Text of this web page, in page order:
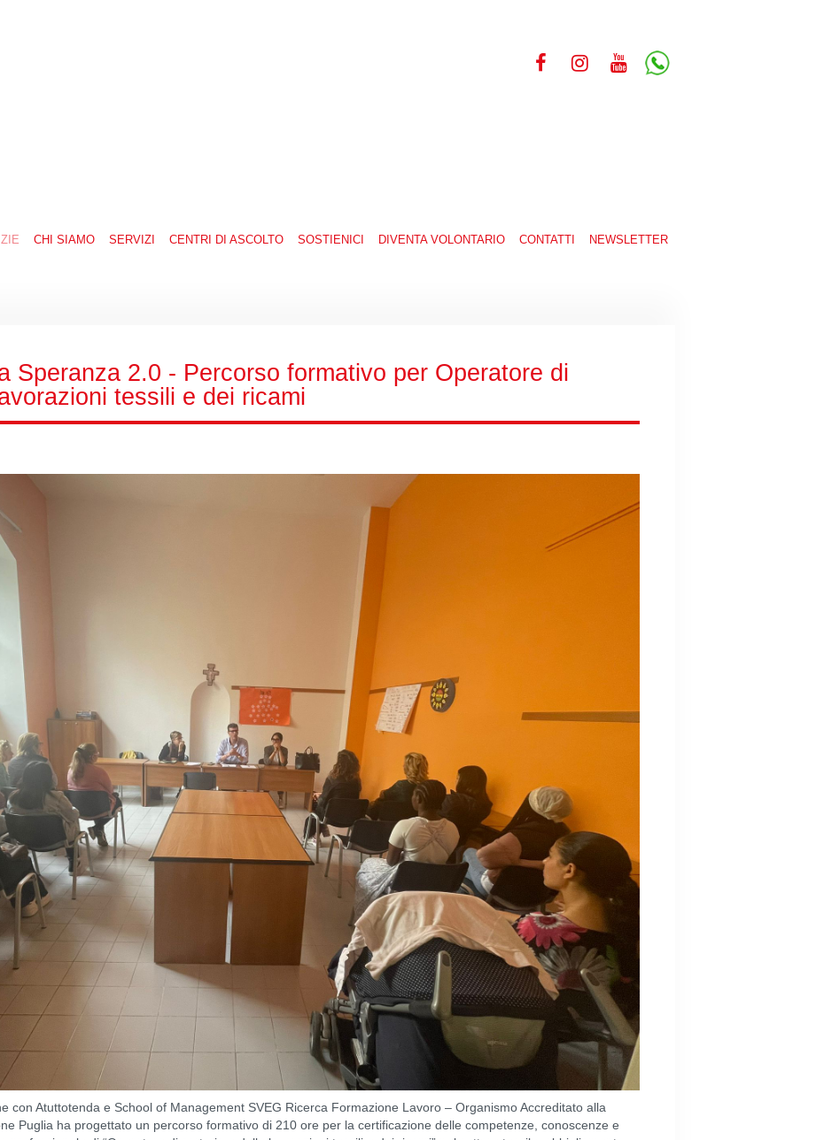
CHI SIAMO SERVIZI CENTRI DI ASCOLTO SOSTIENICI DIVENTA VOLONTARIO CONTATTI NEWSLETTER
Speranza 2.0 - Percorso formativo per Operatore di
tessili e dei ricami
con Atuttotenda e School of Management SVEG Ricerca Formazione Lavoro – Organismo Accreditato alla
Puglia ha progettato un percorso formativo di 210 ore per la certificazione delle competenze, conoscenze e